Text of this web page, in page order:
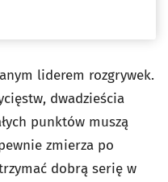
liderem rozgrywek.
dwadzieścia
punktów muszą
zmierza po
dobrą serię w